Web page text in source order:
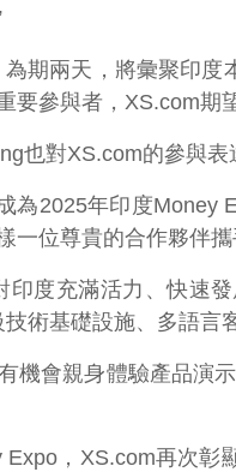
期兩天，將彙聚印
要參與者，XS.com期
也對XS.com的參與表
為2025年印度
一位尊貴的合作夥伴
印度充滿活力、快速
術基礎設施、多語言
機會親身體驗產品演
，XS.com再次彰